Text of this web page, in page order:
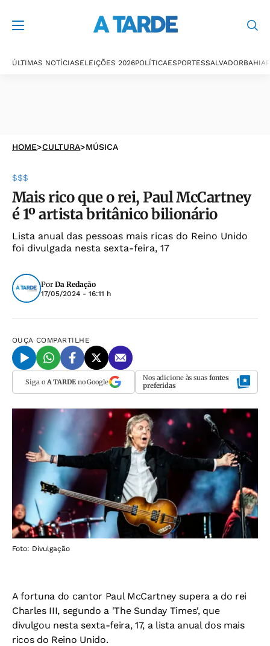
ÚLTIMAS NOTÍCIASELEIÇÕES 2026POLÍTICAESPORTESSALVADORBAHIA
HOME>CULTURA>MÚSICA
$$$
Mais rico que o rei, Paul McCartney
é 1º artista britânico bilionário
Lista anual das pessoas mais ricas do Reino Unido
foi divulgada nesta sexta-feira, 17
Por Da Redação
17/05/2024 - 16:11 h
OUÇA COMPARTILHE
Siga o A TARDEno Google Nos adicione às suas fontes
preferidas
Foto: Divulgação
A fortuna do cantor Paul McCartney supera a do rei
Charles III, segundo a 'The Sunday Times', que
divulgou nesta sexta-feira, 17, a lista anual dos mais
ricos do Reino Unido.